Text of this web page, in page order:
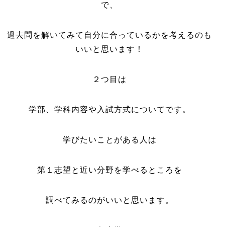
で、
過去問を解いてみて自分に合っているかを考えるのも
いいと思います！
２つ目は
学部、学科内容や入試方式についてです。
学びたいことがある人は
第１志望と近い分野を学べるところを
調べてみるのがいいと思います。